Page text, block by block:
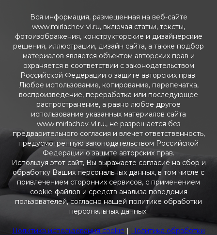
Вся информация, размещенная на веб-сайте
www.mirlachev-vl.ru, включая статьи, тексты,
фотоизображения, конструкторские и дизайнерские
решения, иллюстрации, дизайн сайта, а также подбор
материалов является объектом авторских прав и
охраняется в соответствии с законодательством
Российской Федерации о защите авторских прав.
Любое использование, копирование, перепечатка,
воспроизведение, переработка или последующее
распространение, а равно любое другое
использование указанных материалов сайта
www.mirlachev-vl.ru., не разрешается без
предварительного согласия и влечет ответственность,
предусмотренную законодательством Российской
Федерации о защите авторских прав.
Используя этот сайт, Вы выражаете согласие на сбор и
обработку Ваших персональных данных, в том числе с
привлечением сторонних сервисов, с применением
cookie-файлов и средств анализа поведения
пользователей, согласно нашей политике обработки
персональных данных.
Политика использования cookie | Политика обработки